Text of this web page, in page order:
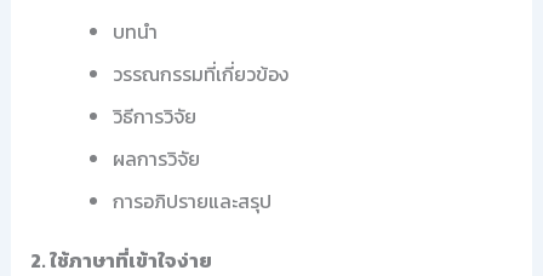
บทนำ
วรรณกรรมที่เกี่ยวข้อง
วิธีการวิจัย
ผลการวิจัย
การอภิปรายและสรุป
2. ใช้ภาษาที่เข้าใจง่าย